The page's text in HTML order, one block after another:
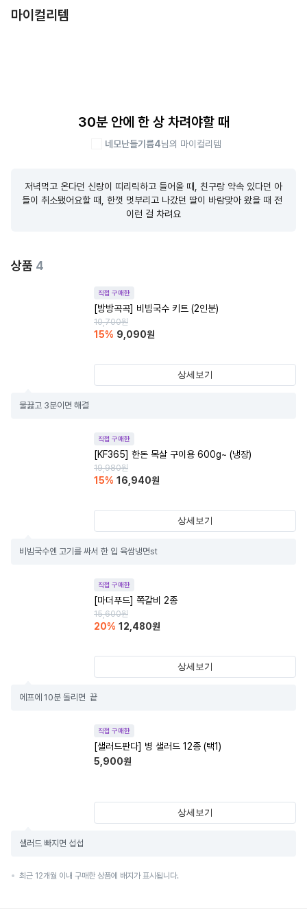
마이컬리템
30분 안에 한 상 차려야할 때
네모난들기름4님의 마이컬리템
저녁먹고 온다던 신랑이 띠리릭하고 들어올 때, 친구랑 약속 있다던 아
들이 취소됐어요할 때, 한껏 멋부리고 나갔던 딸이 바람맞아 왔을 때 전
이런 걸 차려요
상품 4
직접 구매한
[방방곡곡] 비빔국수 키트 (2인분)
10,700원
15% 9,090원
상세보기
물끓고 3분이면 해결
직접 구매한
[KF365] 한돈 목살 구이용 600g~ (냉장)
19,980원
15% 16,940원
상세보기
비빔국수엔 고기를 싸서 한 입 육쌈냉면st
직접 구매한
[마더푸드] 쪽갈비 2종
15,600원
20% 12,480원
상세보기
에프에 10분 돌리면  끝
직접 구매한
[샐러드판다] 병 샐러드 12종 (택1)
5,900원
상세보기
샐러드 빠지면 섭섭
최근 12개월 이내 구매한 상품에 배지가 표시됩니다.